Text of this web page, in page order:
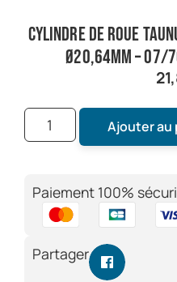
cylindre de roue
Ø20,64mm –
Ajouter au
Paiement 100%
Partager